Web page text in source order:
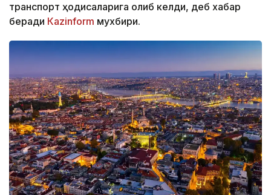
транспорт ҳодисаларига олиб келди, деб хабар
беради Каzinform мухбири.